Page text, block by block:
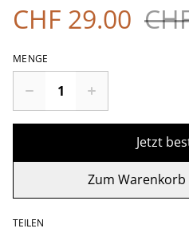
CHF 29.00
MENGE
Jetzt
Zum
TEILEN